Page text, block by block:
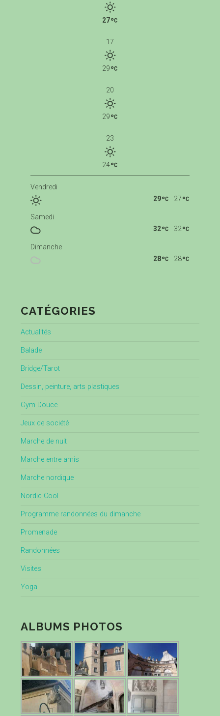
27
17
29
20
29
23
24
Vendredi
27
29
Samedi
32
32
Dimanche
28
28
CATÉGORIES
Actualités
Balade
Bridge/Tarot
Dessin, peinture, arts plastiques
Gym Douce
Jeux de société
Marche de nuit
Marche entre amis
Marche nordique
Nordic Cool
Programme randonnées du dimanche
Promenade
Randonnées
Visites
Yoga
ALBUMS PHOTOS